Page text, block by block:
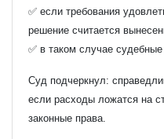
✅ если требования
решение считается
✅ в таком случае
Суд подчеркнул:
если расходы ложатся на
законные права.